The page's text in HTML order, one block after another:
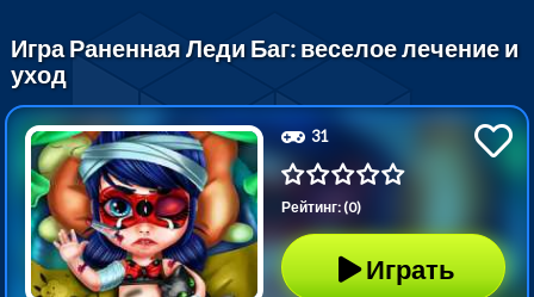
Игра Раненная Леди Баг: веселое лечение и
уход
31
Рейтинг: (0)
Играть